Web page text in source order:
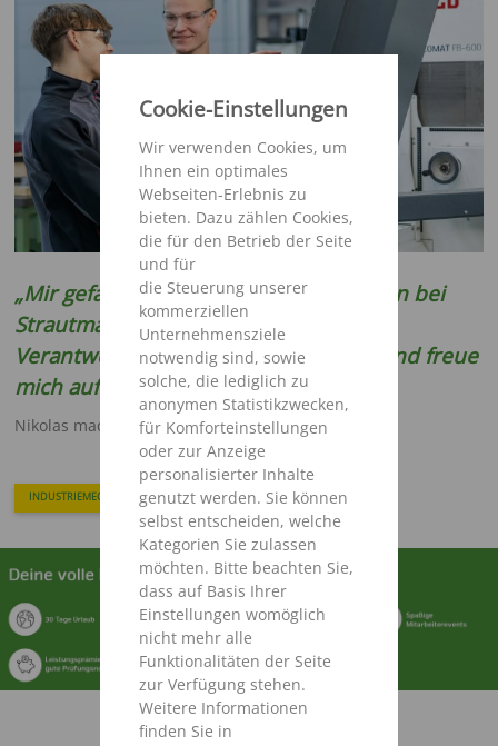
Cookie-Einstellungen
Wir verwenden Cookies, um
Ihnen ein optimales
Webseiten-Erlebnis zu
bieten. Dazu zählen Cookies,
die für den Betrieb der Seite
und für
die Steuerung unserer
kommerziellen
Unternehmensziele
notwendig sind, sowie
solche, die lediglich zu
anonymen Statistikzwecken,
für Komforteinstellungen
oder zur Anzeige
personalisierter Inhalte
genutzt werden. Sie können
selbst entscheiden, welche
Kategorien Sie zulassen
möchten. Bitte beachten Sie,
dass auf Basis Ihrer
Einstellungen womöglich
nicht mehr alle
Funktionalitäten der Seite
zur Verfügung stehen.
Weitere Informationen
finden Sie in
„Mir gefallen die vielseitigen Tätigkeiten bei
Strautmann. Ich habe bereits viel
Verantwortung übernehmen dürfen und freue
mich auf weitere spannende Projekte"
Nikolas macht eine Ausbildung zum:
INDUSTRIEMECHANIKER